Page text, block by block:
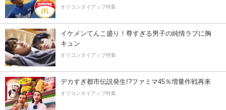
オリコンタイアップ特集
イケメンてんこ盛り！尊すぎる男子の純情ラブに胸
キュン
オリコンタイアップ特集
デカすぎ都市伝説発生!?ファミマ45％増量作戦再来
オリコンタイアップ特集